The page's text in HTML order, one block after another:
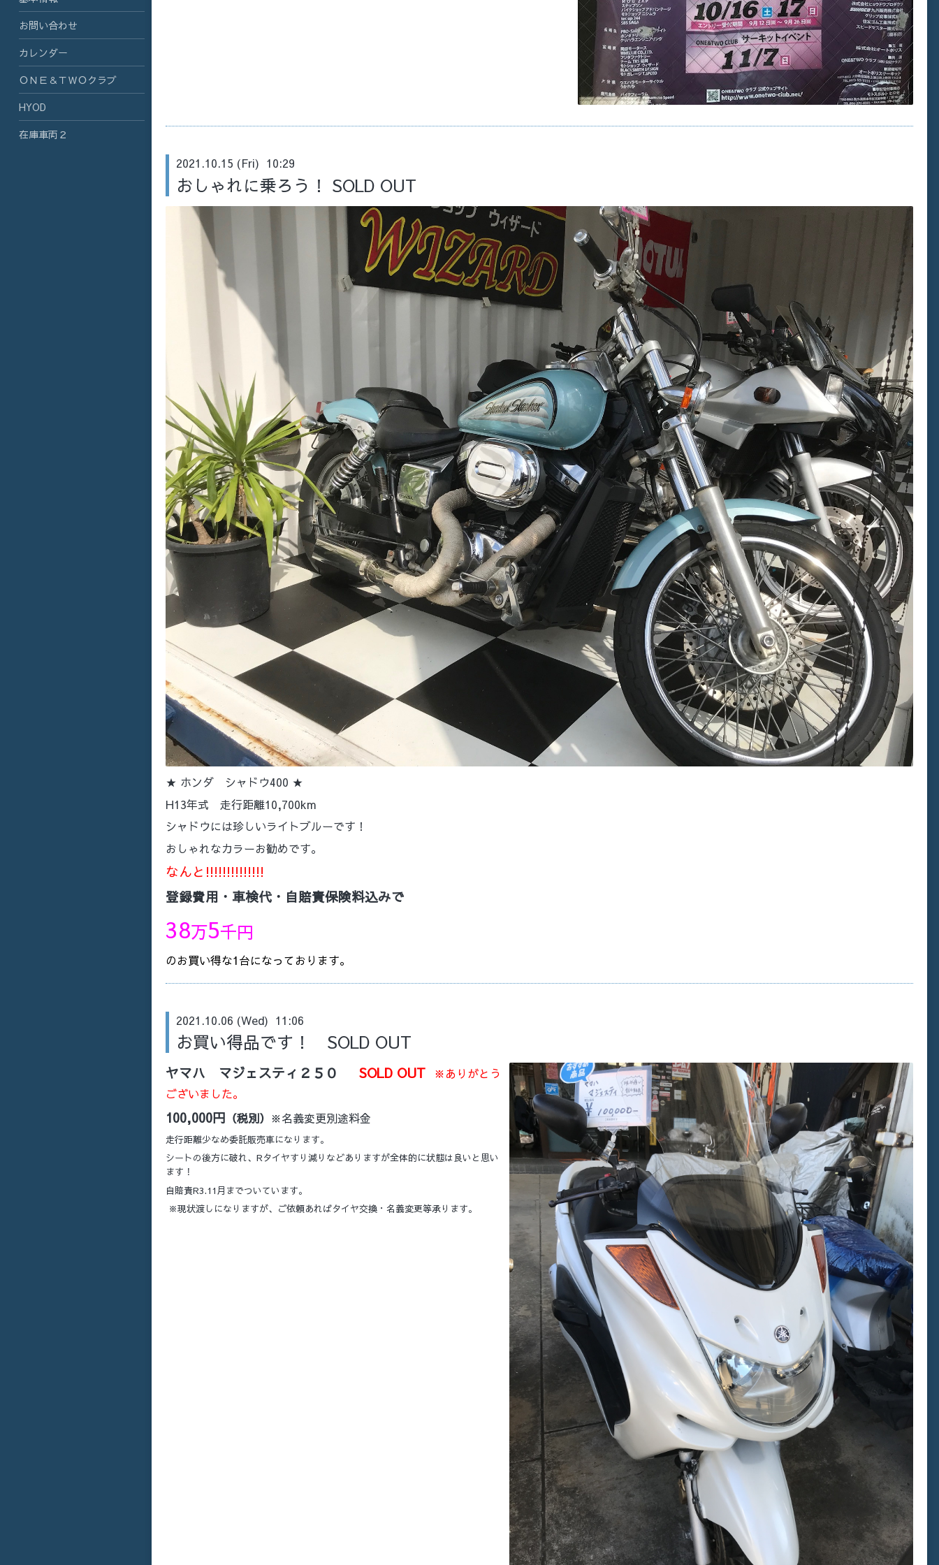
2021.10.15 (Fri) 10:29
おしゃれに乗ろう！ SOLD OUT
★ ホンダ シャドウ400 ★
H13年式 走行距離10,700km
シャドウには珍しいライトブルーです！
おしゃれなカラーお勧めです。
なんと!!!!!!!!!!!!!!
登録費用・車検代・自賠責保険料込みで
38万5千円
のお買い得な1台になっております。
2021.10.06 (Wed) 11:06
お買い得品です！ SOLD OUT
ヤマハ マジェスティ２５０ SOLD OUT
※ありがとう
ございました。
100,000円 （税別） ※名義変更別途料金
走行距離少なめ委託販売車になります。
シートの後方に破れ、Rタイヤすり減りなどありますが全体的に状態は良いと思い
ます！
自賠責R3.11月までついています。
※現状渡しになりますが、ご依頼あればタイヤ交換・名義変更等承ります。
お問い合わせ
カレンダー
ＯＮＥ＆ＴＷＯクラブ
HYOD
在庫車両２